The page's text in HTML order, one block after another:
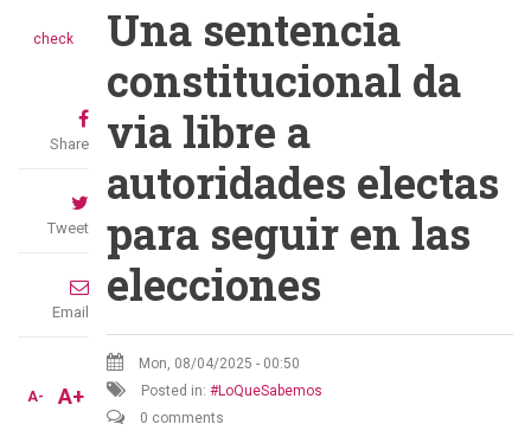
check
Share
Tweet
Email
A- A+
Una sentencia
constitucional da
via libre a
autoridades electas
para seguir en las
elecciones
Mon, 08/04/2025 - 00:50
Posted in:
LoQueSabemos
0 comments